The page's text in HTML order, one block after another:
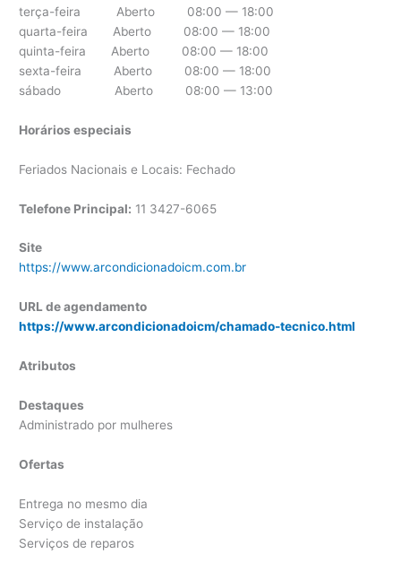
terça-feira Aberto 08:00 — 18:00
quarta-feira Aberto 08:00 — 18:00
quinta-feira Aberto 08:00 — 18:00
sexta-feira Aberto 08:00 — 18:00
sábado Aberto 08:00 — 13:00
Horários especiais
Feriados Nacionais e Locais: Fechado
Telefone Principal: 11 3427-6065
Site
https://www.arcondicionadoicm.com.br
URL de agendamento
https://www.arcondicionadoicm/chamado-tecnico.html
Atributos
Destaques
Administrado por mulheres
Ofertas
Entrega no mesmo dia
Serviço de instalação
Serviços de reparos